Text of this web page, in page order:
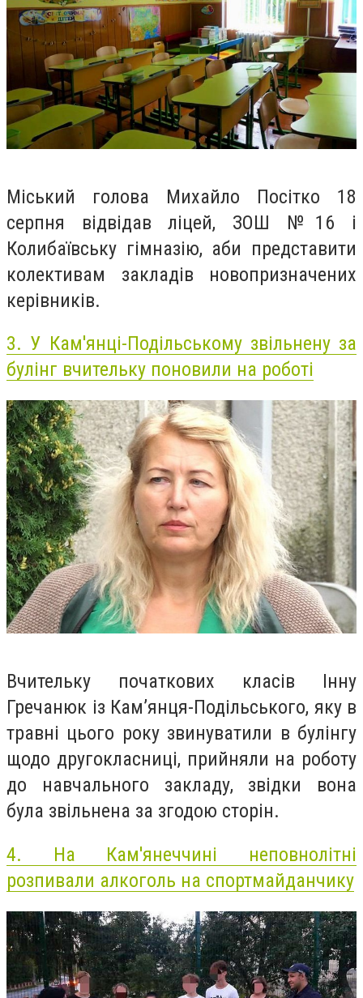
Міський голова Михайло Посітко 18
серпня відвідав ліцей, ЗОШ №16 і
Колибаївську гімназію, аби представити
колективам закладів новопризначених
керівників.
3. У Кам'янці-Подільському звільнену за
булінг вчительку поновили на роботі
Вчительку початкових класів Інну
Гречанюк із Кам’янця-Подільського, яку в
травні цього року звинуватили в булінгу
щодо другокласниці, прийняли на роботу
до навчального закладу, звідки вона
була звільнена за згодою сторін.
4. На Кам'янеччині неповнолітні
розпивали алкоголь на спортмайданчику